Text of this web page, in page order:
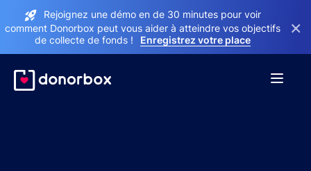
Rejoignez une démo en de 30 minutes pour voir
comment Donorbox peut vous aider à atteindre vos objectifs
de collecte de fonds !
Enregistrez votre place
×